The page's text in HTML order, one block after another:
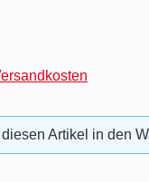
Artikel in den